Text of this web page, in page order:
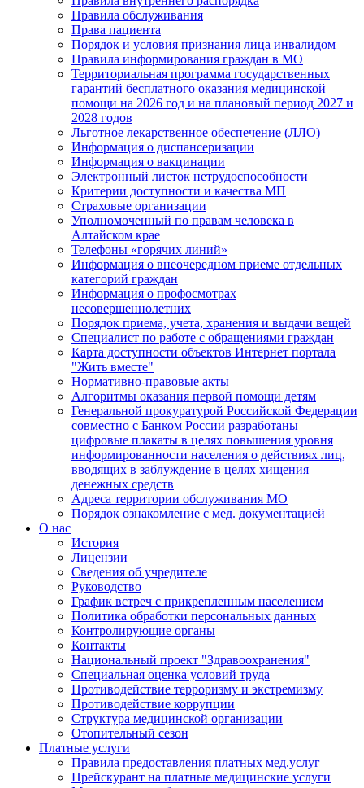
Правила обслуживания
Права пациента
Порядок и условия признания лица инвалидом
Правила информирования граждан в МО
Территориальная программа государственных
гарантий бесплатного оказания медицинской
помощи на 2026 год и на плановый период 2027 и
2028 годов
Льготное лекарственное обеспечение (ЛЛО)
Информация о диспансеризации
Информация о вакцинации
Электронный листок нетрудоспособности
Критерии доступности и качества МП
Страховые организации
Уполномоченный по правам человека в
Алтайском крае
Телефоны «горячих линий»
Информация о внеочередном приеме отдельных
категорий граждан
Информация о профосмотрах
несовершеннолетних
Порядок приема, учета, хранения и выдачи вещей
Специалист по работе с обращениями граждан
Карта доступности объектов Интернет портала
"Жить вместе"
Нормативно-правовые акты
Алгоритмы оказания первой помощи детям
Генеральной прокуратурой Российской Федерации
совместно с Банком России разработаны
цифровые плакаты в целях повышения уровня
информированности населения о действиях лиц,
вводящих в заблуждение в целях хищения
денежных средств
Адреса территории обслуживания МО
Порядок ознакомление с мед. документацией
О нас
История
Лицензии
Сведения об учредителе
Руководство
График встреч с прикрепленным населением
Политика обработки персональных данных
Контролирующие органы
Контакты
Национальный проект "Здравоохранения"
Специальная оценка условий труда
Противодействие терроризму и экстремизму
Противодействие коррупции
Структура медицинской организации
Отопительный сезон
Платные услуги
Правила предоставления платных мед.услуг
Прейскурант на платные медицинские услуги